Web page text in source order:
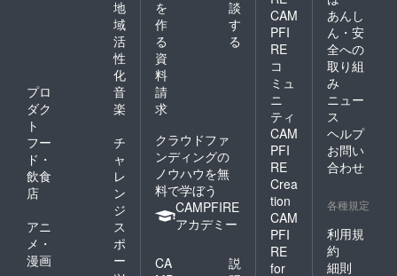
地
域
活
性
化
プロ
ダク
ト
音
楽
フー
ド・
飲食
店
チ
ャ
レ
ン
ジ
アニ
メ・
漫画
ス
ポ
ー
を
作
る
談
す
る
資
料
請
求
クラウドファ
ンディングの
ノウハウを無
料で学ぼう
CAMPFIRE
アカデミー
CA
説
CAM
PFI
RE
コ
ミュ
ニ
ティ
CAM
PFI
RE
Crea
tion
CAM
PFI
RE
for
あんし
ん・安
全への
取り組
み
ニュー
ス
ヘルプ
お問い
合わせ
各種規定
利用規
約
細則